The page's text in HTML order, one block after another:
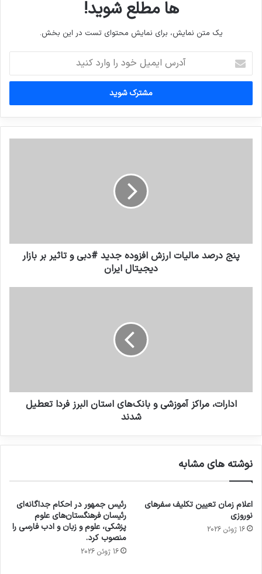
ها مطلع شوید!
یک متن نمایش، برای نمایش محتوای تست در این بخش.
ایمیل
خود
وارد
کنید
پنج درصد مالیات ارزش افزوده جدید #دبی و تاثیر بر بازار
دیجیتال ایران
ادارات، مراکز آموزشی و بانک‌های استان البرز فردا ‌تعطیل
شدند
نوشته های مشابه
اعلام زمان تعیین تکلیف سفرهای
نوروزی
16 ژوئن 2026
رئیس جمهور در احکام جداگانه‌ای
رئیسان فرهنگستان‌های علوم
پزشکی، علوم و زبان و ادب فارسی را
منصوب کرد.
16 ژوئن 2026